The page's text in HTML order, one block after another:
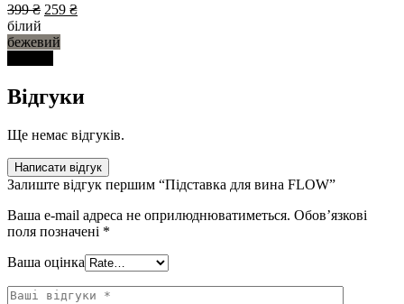
399₴ 259 ₴
білий
бежевий
Відгуки
Ще немає відгуків.
Написати відгук
Залиште відгук першим “Підставка для вина FLOW”
Ваша e-mail адреса не оприлюднюватиметься. Обов’язкові
поля позначені *
Ваша оцінка